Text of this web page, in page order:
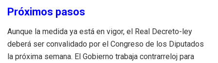
Próximos pasos
Aunque la medida ya está en vigor, el Real Decreto-ley
deberá ser convalidado por el Congreso de los Diputados
la próxima semana. El Gobierno trabaja contrarreloj para